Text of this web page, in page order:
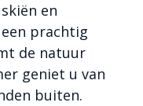
en
prachtig
de natuur
geniet u van
buiten.